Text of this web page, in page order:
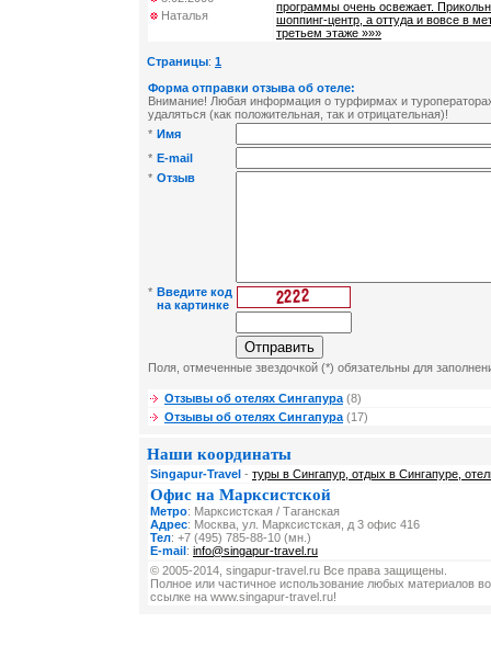
Наталья
программы очень освежает.
шоппинг-центр, а оттуда и вовсе в
третьем этаже »»»
Страницы: 1
Форма отправки отзыва об отеле:
Внимание! Любая информация о турфирмах и
удаляться (как положительная, так и отрицательная)!
* Имя
* E-mail
* Отзыв
* Введите код
на картинке
Поля, отмеченные звездочкой (*) обязательны для
Отзывы об отелях Сингапура(8)
Отзывы об отелях Сингапура(17)
Наши координаты
Singapur-Travel - туры в Сингапур, отдых в Сингапуре,
Офис на Марксистской
Метро: Марксистская / Таганская
Адрес: Москва, ул. Марксистская, д 3 офис 416
Тел: +7 (495) 785-88-10 (мн.)
E-mail: info@singapur-travel.ru
© 2005-2014, singapur-travel.ru Все права защищены.
Полное или частичное использование любых материалов
ссылке на www.singapur-travel.ru!